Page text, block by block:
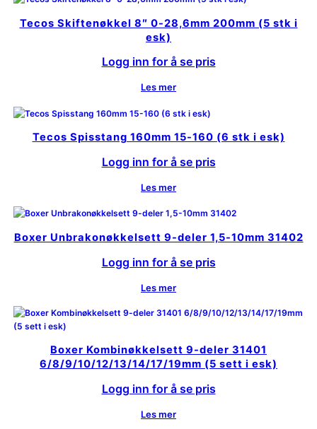
Tecos Skiftenøkkel 8″ 0-28,6mm 200mm (5 stk i
esk)
Logg inn for å se pris
Les mer
Tecos Spisstang 160mm 15-160 (6 stk i esk)
Logg inn for å se pris
Les mer
Boxer Unbrakonøkkelsett 9-deler 1,5-10mm 31402
Logg inn for å se pris
Les mer
Boxer Kombinøkkelsett 9-deler 31401
6/8/9/10/12/13/14/17/19mm (5 sett i esk)
Logg inn for å se pris
Les mer